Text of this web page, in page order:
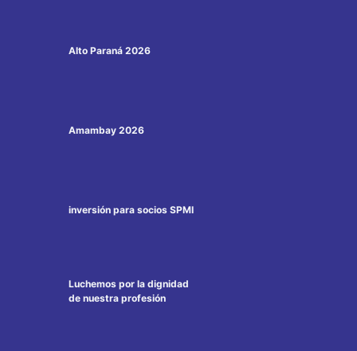
Alto Paraná 2026
Amambay 2026
inversión para socios SPMI
Luchemos por la dignidad
de nuestra profesión